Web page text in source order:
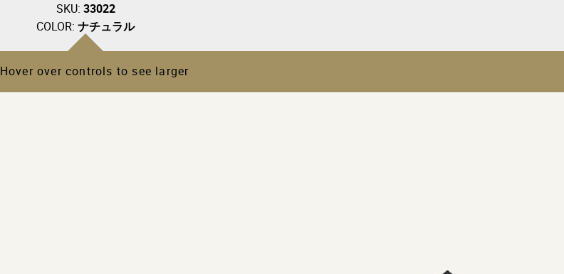
SKU: 33022
COLOR: ナチュラル
Hover over controls to see larger